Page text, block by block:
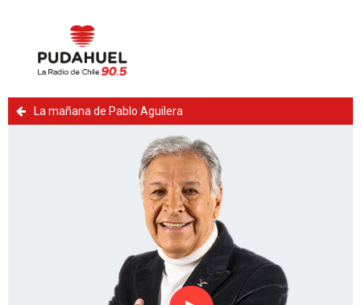
La mañana de Pablo Aguilera